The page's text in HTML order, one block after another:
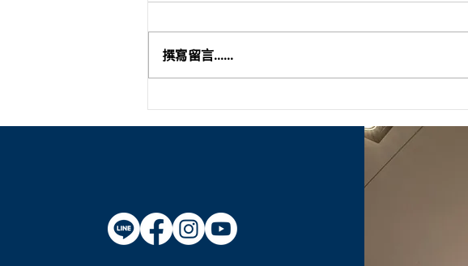
線上說明會特別加開】
大學
撰寫留言......